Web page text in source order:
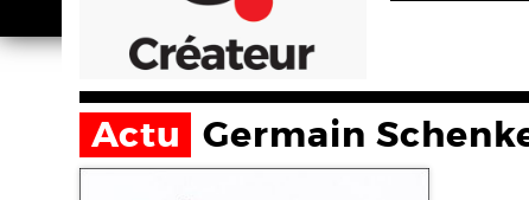
Actu Germain